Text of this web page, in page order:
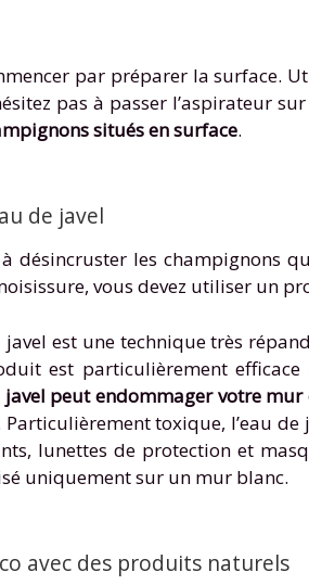
par préparer la surface.
pas à passer l’aspirateur
situés en surface.
de javel
désincruster les champignons
vous devez utiliser un
est une technique très
est particulièrement
javel peut endommager votre mur
toxique, l’eau
lunettes de protection et
uniquement sur un mur blanc.
avec des produits naturels